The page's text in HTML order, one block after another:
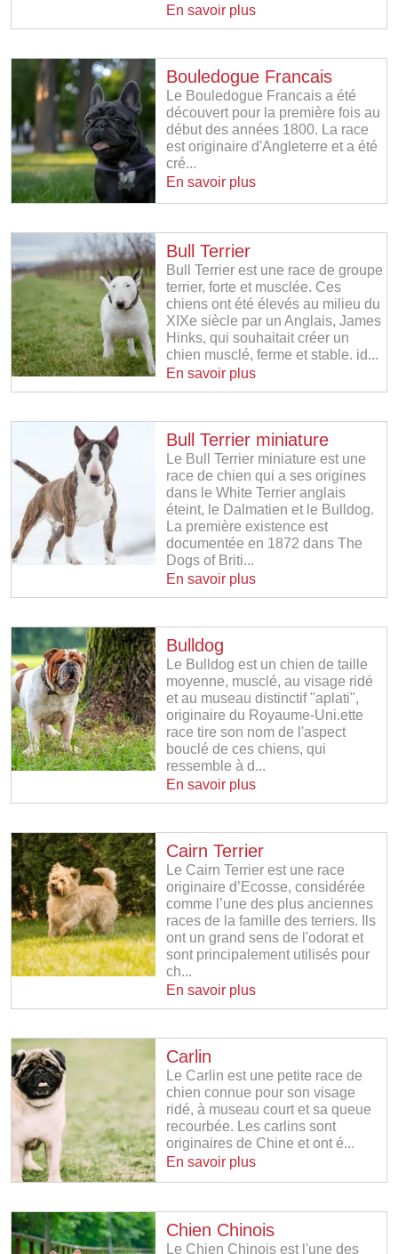
En savoir plus
Bouledogue Francais
Le Bouledogue Francais a été
découvert pour la première fois au
début des années 1800. La race
est originaire d'Angleterre et a été
cré...
En savoir plus
Bull Terrier
Bull Terrier est une race de groupe
terrier, forte et musclée. Ces
chiens ont été élevés au milieu du
XIXe siècle par un Anglais, James
Hinks, qui souhaitait créer un
chien musclé, ferme et stable. id...
En savoir plus
Bull Terrier miniature
Le Bull Terrier miniature est une
race de chien qui a ses origines
dans le White Terrier anglais
éteint, le Dalmatien et le Bulldog.
La première existence est
documentée en 1872 dans The
Dogs of Briti...
En savoir plus
Bulldog
Le Bulldog est un chien de taille
moyenne, musclé, au visage ridé
et au museau distinctif "aplati",
originaire du Royaume-Uni.ette
race tire son nom de l'aspect
bouclé de ces chiens, qui
ressemble à d...
En savoir plus
Cairn Terrier
Le Cairn Terrier est une race
originaire d’Ecosse, considérée
comme l’une des plus anciennes
races de la famille des terriers. Ils
ont un grand sens de l'odorat et
sont principalement utilisés pour
ch...
En savoir plus
Carlin
Le Carlin est une petite race de
chien connue pour son visage
ridé, à museau court et sa queue
recourbée. Les carlins sont
originaires de Chine et ont é...
En savoir plus
Chien Chinois
Le Chien Chinois est l'une des